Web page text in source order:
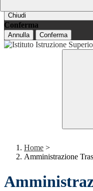
Chiudi
Conferma
Annulla Conferma
Home >
Amministrazione